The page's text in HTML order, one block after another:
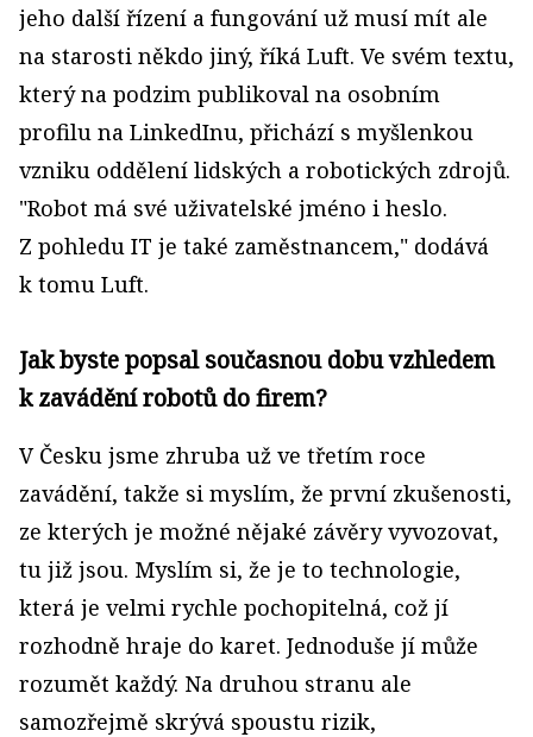
jeho další řízení a fungování už musí mít ale
na starosti někdo jiný, říká Luft. Ve svém textu,
který na podzim publikoval na osobním
profilu na LinkedInu, přichází s myšlenkou
vzniku oddělení lidských a robotických zdrojů.
"Robot má své uživatelské jméno i heslo.
Z pohledu IT je také zaměstnancem," dodává
k tomu Luft.
Jak byste popsal současnou dobu vzhledem
k zavádění robotů do firem?
V Česku jsme zhruba už ve třetím roce
zavádění, takže si myslím, že první zkušenosti,
ze kterých je možné nějaké závěry vyvozovat,
tu již jsou. Myslím si, že je to technologie,
která je velmi rychle pochopitelná, což jí
rozhodně hraje do karet. Jednoduše jí může
rozumět každý. Na druhou stranu ale
samozřejmě skrývá spoustu rizik,